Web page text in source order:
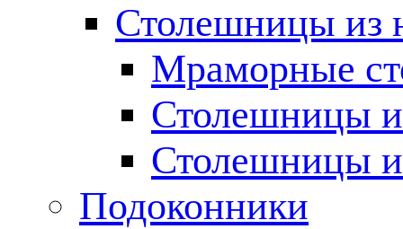
Столешницы из
Мраморные
Столешницы
Столешницы
Подоконники